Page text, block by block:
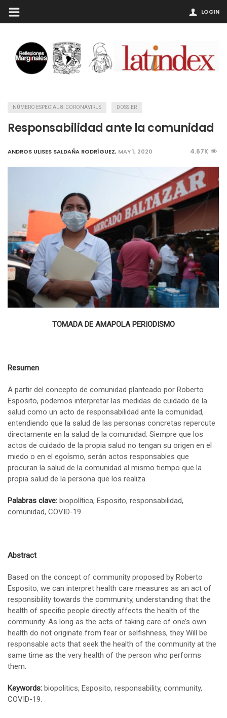
LOGIN
NÚMERO ESPECIAL 8: CORONAVIRUS DOSSIER
Responsabilidad ante la comunidad
ANDROS ULISES SALDAÑA RODRÍGUEZ, MAY 1, 2020 4.67K
TOMADA DE AMAPOLA PERIODISMO
Resumen
A partir del concepto de comunidad planteado por Roberto
Esposito, podemos interpretar las medidas de cuidado de la
salud como un acto de responsabilidad ante la comunidad,
entendiendo que la salud de las personas concretas repercute
directamente en la salud de la comunidad. Siempre que los
actos de cuidado de la propia salud no tengan su origen en el
miedo o en el egoísmo, serán actos responsables que
procuran la salud de la comunidad al mismo tiempo que la
propia salud de la persona que los realiza.
Palabras clave: biopolítica, Esposito, responsabilidad,
comunidad, COVID-19.
Abstract
Based on the concept of community proposed by Roberto
Esposito, we can interpret health care measures as an act of
responsibility towards the community, understanding that the
health of specific people directly affects the health of the
community. As long as the acts of taking care of one’s own
health do not originate from fear or selfishness, they Will be
responsable acts that seek the health of the community at the
same time as the very health of the person who performs
them.
Keywords: biopolitics, Esposito, responsability, community,
COVID-19.